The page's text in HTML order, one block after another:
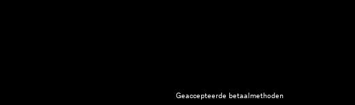
Geaccepteerde betaalmethoden